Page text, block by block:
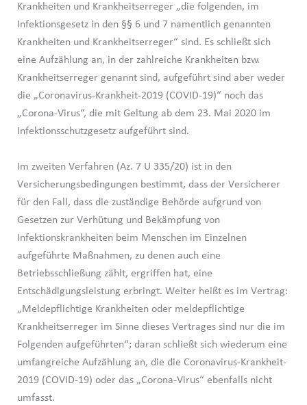
Krankheiten und Krankheitserreger „die folgenden, im
Infektionsgesetz in den §§ 6 und 7 namentlich genannten
Krankheiten und Krankheitserreger“ sind. Es schließt sich
eine Aufzählung an, in der zahlreiche Krankheiten bzw.
Krankheitserreger genannt sind, aufgeführt sind aber weder
die „Coronavirus-Krankheit-2019 (COVID-19)“ noch das
„Corona-Virus“, die mit Geltung ab dem 23. Mai 2020 im
Infektionsschutzgesetz aufgeführt sind.
Im zweiten Verfahren (Az. 7 U 335/20) ist in den
Versicherungsbedingungen bestimmt, dass der Versicherer
für den Fall, dass die zuständige Behörde aufgrund von
Gesetzen zur Verhütung und Bekämpfung von
Infektionskrankheiten beim Menschen im Einzelnen
aufgeführte Maßnahmen, zu denen auch eine
Betriebsschließung zählt, ergriffen hat, eine
Entschädigungsleistung erbringt. Weiter heißt es im Vertrag:
„Meldepflichtige Krankheiten oder meldepflichtige
Krankheitserreger im Sinne dieses Vertrages sind nur die im
Folgenden aufgeführten“; daran schließt sich wiederum eine
umfangreiche Aufzählung an, die die Coronavirus-Krankheit-
2019 (COVID-19) oder das „Corona-Virus“ ebenfalls nicht
umfasst.